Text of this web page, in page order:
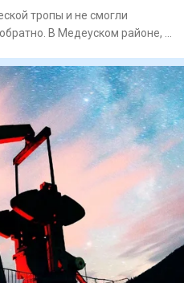
тропы и не смогли
В Медеуском районе, в